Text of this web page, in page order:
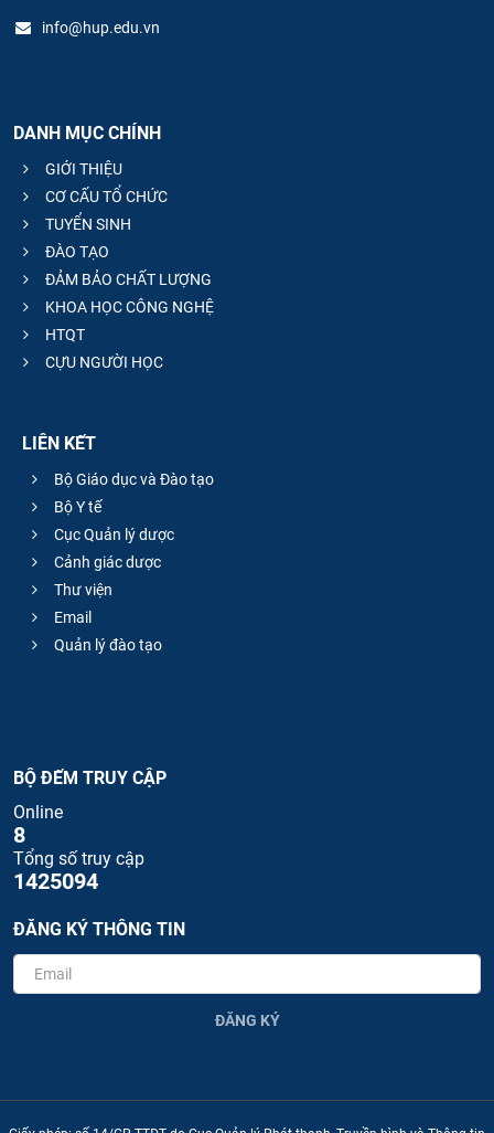
info@hup.edu.vn
DANH MỤC CHÍNH
GIỚI THIỆU
CƠ CẤU TỔ CHỨC
TUYỂN SINH
ĐÀO TẠO
ĐẢM BẢO CHẤT LƯỢNG
KHOA HỌC CÔNG NGHỆ
HTQT
CỰU NGƯỜI HỌC
LIÊN KẾT
Bộ Giáo dục và Đào tạo
Bộ Y tế
Cục Quản lý dược
Cảnh giác dược
Thư viện
Email
Quản lý đào tạo
BỘ ĐẾM TRUY CẬP
Online
8
Tổng số truy cập
1425094
ĐĂNG KÝ THÔNG TIN
ĐĂNG KÝ